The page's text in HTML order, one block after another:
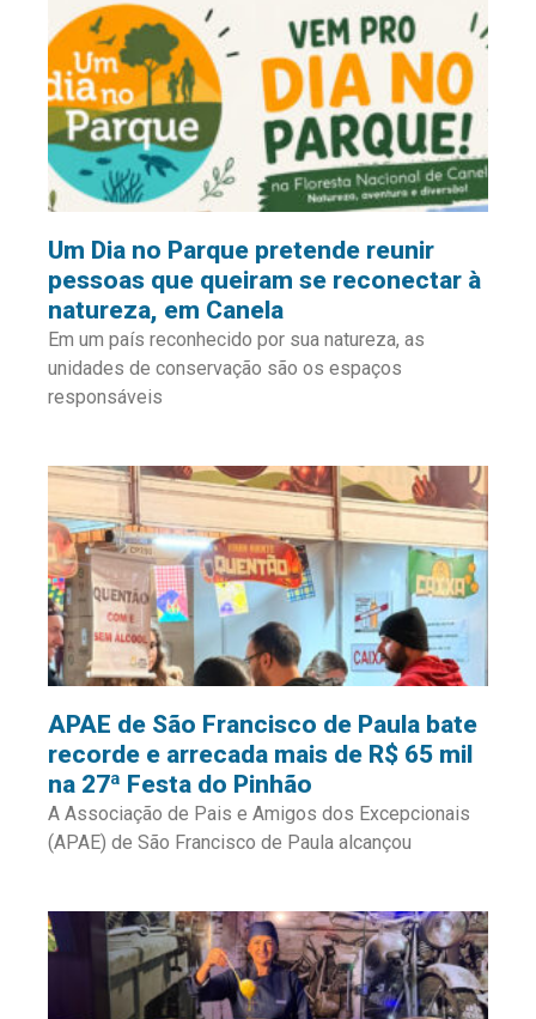
Um Dia no Parque pretende reunir
pessoas que queiram se reconectar à
natureza, em Canela
Em um país reconhecido por sua natureza, as
unidades de conservação são os espaços
responsáveis
APAE de São Francisco de Paula bate
recorde e arrecada mais de R$ 65 mil
na 27ª Festa do Pinhão
A Associação de Pais e Amigos dos Excepcionais
(APAE) de São Francisco de Paula alcançou